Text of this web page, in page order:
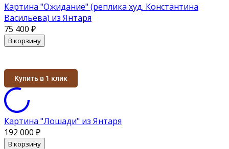
Картина "Ожидание" (реплика худ. Константина
Васильева) из Янтаря
75 400 ₽
В корзину
Купить в 1 клик
Картина "Лошади" из Янтаря
192 000 ₽
В корзину